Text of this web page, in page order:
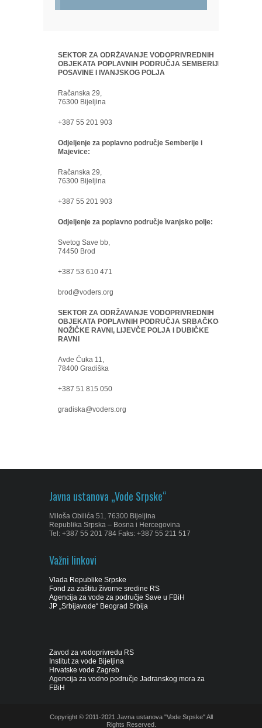
SEKTOR ZA ODRŽAVANJE VODOPRIVREDNIH
OBJEKATA POPLAVNIH PODRUČJA SEMBERIJE,
POSAVINE I IVANJSKOG POLJA
Račanska 29,
76300 Bijeljina
+387 55 201 903
Odjeljenje za poplavno područje Semberije i
Majevice:
Račanska 29,
76300 Bijeljina
+387 55 201 903
Odjeljenje za poplavno područje Ivanjsko polje:
Svetog Save bb,
74450 Brod
+387 53 610 471
brod@voders.org
SEKTOR ZA ODRŽAVANJE VODOPRIVREDNIH
OBJEKATA POPLAVNIH PODRUČJA SRBAČKO-
NOŽIČKE RAVNI, LIJEVČE POLJA I DUBIČKE
RAVNI
Avde Ćuka 11,
78400 Gradiška
+387 51 815 050
gradiska@voders.org
Javna ustanova „Vode Srpske“
Miloša Obilića 51, 76300 Bijeljina
Republika Srpska – Bosna i Hercegovina
Tel: +387 55 201 784 Faks: +387 55 211 517
Važni linkovi
Vlada Republike Srpske
Fond za zaštitu živorne sredine RS
Agencija za vode za područje Save u FBiH
JP „Srbijavode“ Beograd Srbija
Zavod za vodoprivredu RS
Institut za vode Bijeljina
Hrvatske vode Zagreb
Agencija za vodno područje Jadranskog mora za
FBiH
Copyright © 2011-2021 Javna ustanova "Vode Srpske" All
Rights Reserved.